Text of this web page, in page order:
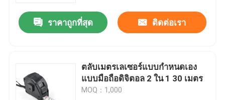
ทัวร์โรงงาน
ติดต่อเรา
ราคาถูกที่สุด ติดต่อเรา
ตลับเมตรเลเซอร์แบบกำหนดเอง
แบบมือถือดิจิตอล 2 ใน 1 30 เมตร
MOQ：1,000